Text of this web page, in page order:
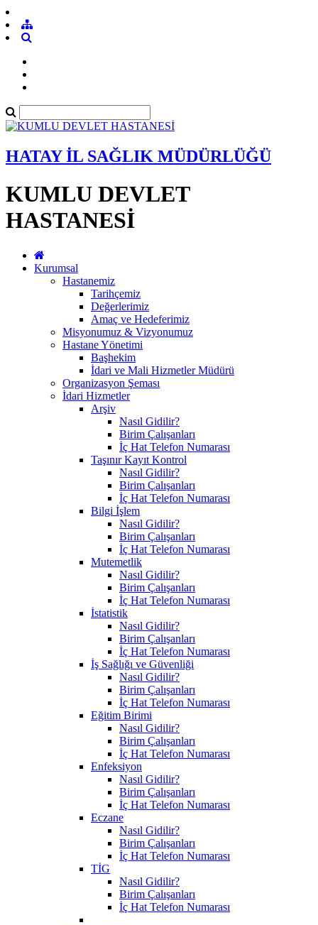
HATAY İL SAĞLIK MÜDÜRLÜĞÜ
KUMLU DEVLET
HASTANESİ
Kurumsal
Hastanemiz
Tarihçemiz
Değerlerimiz
Amaç ve Hedeferimiz
Misyonumuz & Vizyonumuz
Hastane Yönetimi
Başhekim
İdari ve Mali Hizmetler Müdürü
Organizasyon Şeması
İdari Hizmetler
Arşiv
Nasıl Gidilir?
Birim Çalışanları
İç Hat Telefon Numarası
Taşınır Kayıt Kontrol
Nasıl Gidilir?
Birim Çalışanları
İç Hat Telefon Numarası
Bilgi İşlem
Nasıl Gidilir?
Birim Çalışanları
İç Hat Telefon Numarası
Mutemetlik
Nasıl Gidilir?
Birim Çalışanları
İç Hat Telefon Numarası
İstatistik
Nasıl Gidilir?
Birim Çalışanları
İç Hat Telefon Numarası
İş Sağlığı ve Güvenliği
Nasıl Gidilir?
Birim Çalışanları
İç Hat Telefon Numarası
Eğitim Birimi
Nasıl Gidilir?
Birim Çalışanları
İç Hat Telefon Numarası
Enfeksiyon
Nasıl Gidilir?
Birim Çalışanları
İç Hat Telefon Numarası
Eczane
Nasıl Gidilir?
Birim Çalışanları
İç Hat Telefon Numarası
TİG
Nasıl Gidilir?
Birim Çalışanları
İç Hat Telefon Numarası